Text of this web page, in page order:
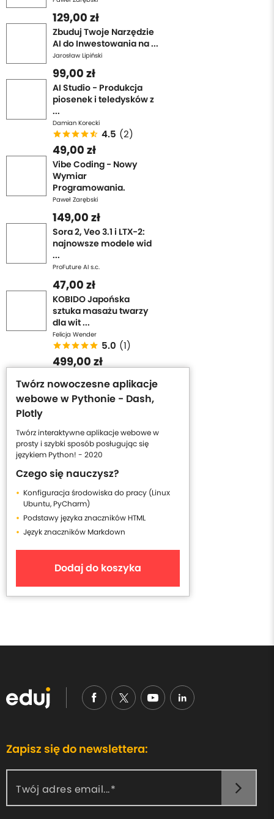
129,00 zł
Zbuduj Twoje Narzędzie
AI do Inwestowania na ...
Jarosław Lipiński
99,00 zł
AI Studio - Produkcja
piosenek i teledysków z
...
Damian Korecki
4.5 (2)
49,00 zł
Vibe Coding - Nowy
Wymiar
Programowania.
Paweł Zarębski
149,00 zł
Sora 2, Veo 3.1 i LTX-2:
najnowsze modele wid
...
ProFuture AI s.c.
47,00 zł
KOBIDO Japońska
sztuka masażu twarzy
dla wit ...
Felicja Wender
5.0 (1)
499,00 zł
Twórz nowoczesne aplikacje
webowe w Pythonie - Dash,
Plotly
Twórz interaktywne aplikacje webowe w
prosty i szybki sposób posługując się
językiem Python! - 2020
Czego się nauczysz?
Konfiguracja środowiska do pracy (Linux
Ubuntu, PyCharm)
Podstawy języka znaczników HTML
Język znaczników Markdown
Dodaj do koszyka
Zapisz się do newslettera:
Twój adres email...